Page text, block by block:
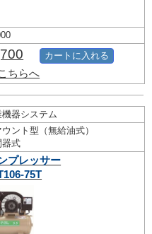
ちらへ
カートに入れる
器システム
ント型（無給油式）
器式
プレッサー
75T